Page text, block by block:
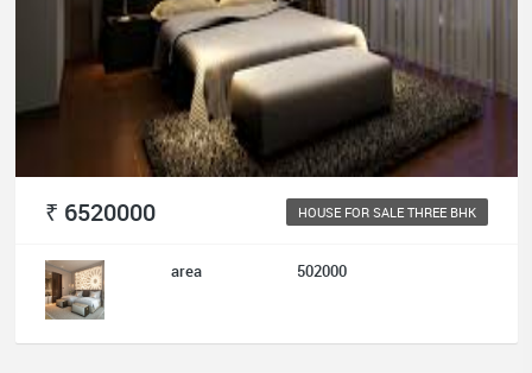
₹ 6520000 HOUSE FOR SALE THREE BHK
area 502000